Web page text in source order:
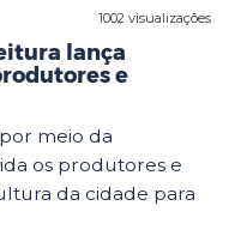
1002 visualizações
lança
e
meio da
os produtores e
da cidade para